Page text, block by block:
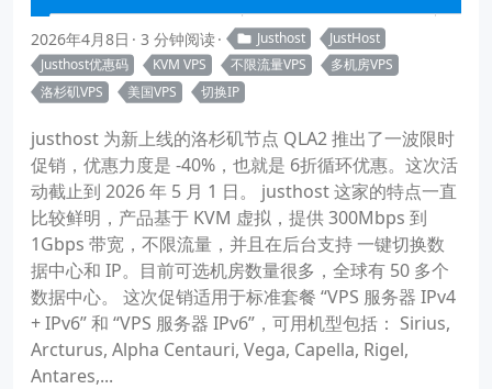
2026年4月8日 3 分钟阅读 Justhost
JustHost
Justhost优惠码
KVM VPS 不限流量VPS
多机房VPS
洛杉矶VPS
美国VPS 切换IP
justhost 为新上线的洛杉矶节点 QLA2 推出了一波限时
促销，优惠力度是 -40%，也就是 6折循环优惠。这次活
动截止到 2026 年 5 月 1 日。 justhost 这家的特点一直
比较鲜明，产品基于 KVM 虚拟，提供 300Mbps 到
1Gbps 带宽，不限流量，并且在后台支持 一键切换数
据中心和 IP。目前可选机房数量很多，全球有 50 多个
数据中心。 这次促销适用于标准套餐 “VPS 服务器 IPv4
+ IPv6” 和 “VPS 服务器 IPv6”，可用机型包括： Sirius,
Arcturus, Alpha Centauri, Vega, Capella, Rigel,
Antares,...